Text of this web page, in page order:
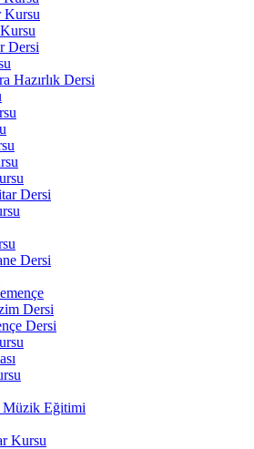
Kursu
Dersi
Hazırlık Dersi
Dersi
Dersi
Dersi
Dersi
Müzik Eğitimi
Kursu